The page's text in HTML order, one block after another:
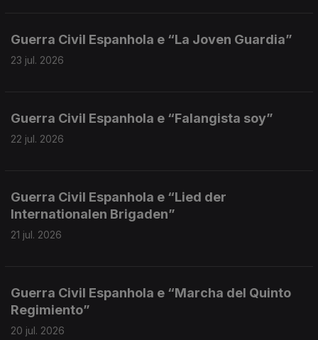
Guerra Civil Espanhola e “La Joven Guardia”
23 jul. 2026
Guerra Civil Espanhola e “Falangista soy”
22 jul. 2026
Guerra Civil Espanhola e “Lied der
Internationalen Brigaden”
21 jul. 2026
Guerra Civil Espanhola e “Marcha del Quinto
Regimiento”
20 jul. 2026